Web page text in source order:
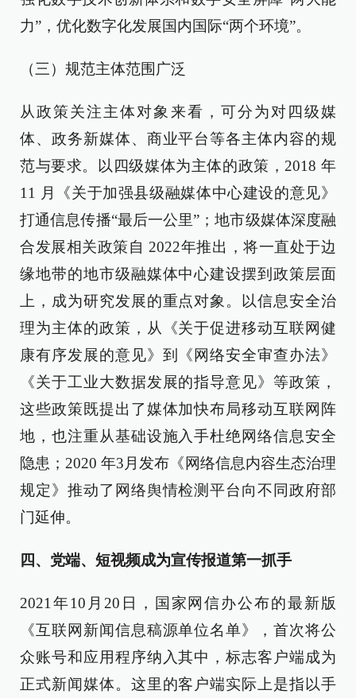
力”，优化数字化发展国内国际“两个环境”。
（三）规范主体范围广泛
从政策关注主体对象来看，可分为对四级媒
体、政务新媒体、商业平台等各主体内容的规
范与要求。以四级媒体为主体的政策，2018 年
11 月《关于加强县级融媒体中心建设的意见》
打通信息传播“最后一公里”；地市级媒体深度融
合发展相关政策自 2022年推出，将一直处于边
缘地带的地市级融媒体中心建设摆到政策层面
上，成为研究发展的重点对象。以信息安全治
理为主体的政策，从《关于促进移动互联网健
康有序发展的意见》到《网络安全审查办法》
《关于工业大数据发展的指导意见》等政策，
这些政策既提出了媒体加快布局移动互联网阵
地，也注重从基础设施入手杜绝网络信息安全
隐患；2020 年3月发布《网络信息内容生态治理
规定》推动了网络舆情检测平台向不同政府部
门延伸。
四、党端、短视频成为宣传报道第一抓手
2021年10月20日，国家网信办公布的最新版
《互联网新闻信息稿源单位名单》，首次将公
众账号和应用程序纳入其中，标志客户端成为
正式新闻媒体。这里的客户端实际上是指以手